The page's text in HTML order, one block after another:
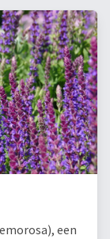
een